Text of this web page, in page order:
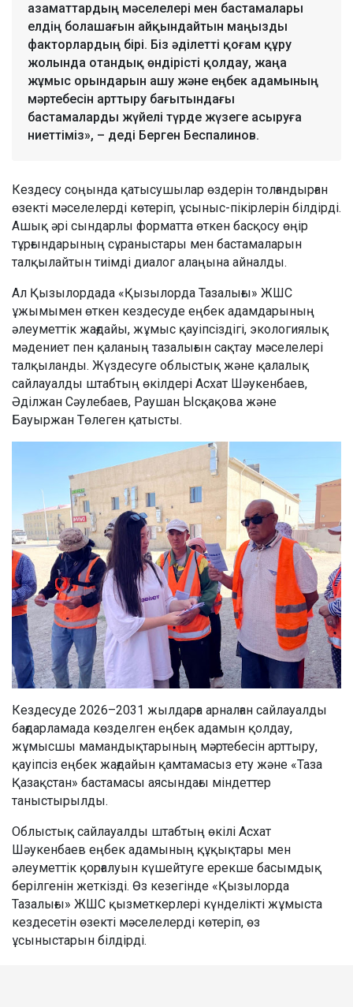
азаматтардың мәселелері мен бастамалары
елдің болашағын айқындайтын маңызды
факторлардың бірі. Біз әділетті қоғам құру
жолында отандық өндірісті қолдау, жаңа
жұмыс орындарын ашу және еңбек адамының
мәртебесін арттыру бағытындағы
бастамаларды жүйелі түрде жүзеге асыруға
ниеттіміз», – деді Берген Беспалинов.
Кездесу соңында қатысушылар өздерін толғандырған
өзекті мәселелерді көтеріп, ұсыныс-пікірлерін білдірді.
Ашық әрі сындарлы форматта өткен басқосу өңір
тұрғындарының сұраныстары мен бастамаларын
талқылайтын тиімді диалог алаңына айналды.
Ал Қызылордада «Қызылорда Тазалығы» ЖШС
ұжымымен өткен кездесуде еңбек адамдарының
әлеуметтік жағдайы, жұмыс қауіпсіздігі, экологиялық
мәдениет пен қаланың тазалығын сақтау мәселелері
талқыланды. Жүздесуге облыстық және қалалық
сайлауалды штабтың өкілдері Асхат Шәукенбаев,
Әділжан Сәулебаев, Раушан Ысқақова және
Бауыржан Төлеген қатысты.
Кездесуде 2026–2031 жылдарға арналған сайлауалды
бағдарламада көзделген еңбек адамын қолдау,
жұмысшы мамандықтарының мәртебесін арттыру,
қауіпсіз еңбек жағдайын қамтамасыз ету және «Таза
Қазақстан» бастамасы аясындағы міндеттер
таныстырылды.
Облыстық сайлауалды штабтың өкілі Асхат
Шәукенбаев еңбек адамының құқықтары мен
әлеуметтік қорғалуын күшейтуге ерекше басымдық
берілгенін жеткізді. Өз кезегінде «Қызылорда
Тазалығы» ЖШС қызметкерлері күнделікті жұмыста
кездесетін өзекті мәселелерді көтеріп, өз
ұсыныстарын білдірді.